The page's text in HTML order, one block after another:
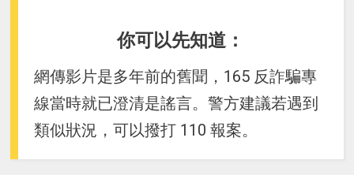
你可以先知道：
網傳影片是多年前的舊聞，165 反詐騙專
線當時就已澄清是謠言。警方建議若遇到
類似狀況，可以撥打 110 報案。